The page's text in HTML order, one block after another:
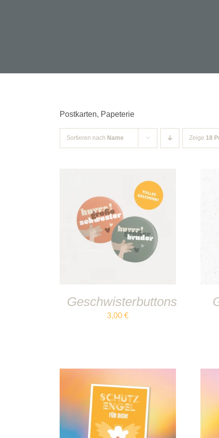
Postkarten, Papeterie
Sortieren nach Name Zeige 18
IN DEN WARENKORB
/
DETAILS
Geschwisterbuttons
3,00 €
IN DEN WARENKORB
DETAILS